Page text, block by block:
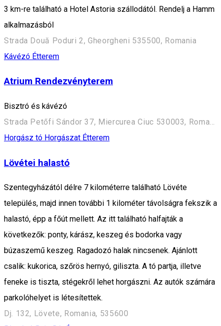
3 km-re található a Hotel Astoria szállodától. Rendelj a Hamm
alkalmazásból
Strada Două Poduri 2, Gheorgheni 535500, Romania
Kávézó Étterem
Atrium Rendezvényterem
Bisztró és kávézó
Strada Petőfi Sándor 37, Miercurea Ciuc 530003, Romania
Horgász tó Horgászat Étterem
Lövétei halastó
Szentegyházától délre 7 kilométerre található Lövéte
település, majd innen további 1 kilométer távolságra fekszik a
halastó, épp a főút mellett. Az itt található halfajták a
következők: ponty, kárász, keszeg és bodorka vagy
búzaszemű keszeg. Ragadozó halak nincsenek. Ajánlott
csalik: kukorica, szőrös hernyó, giliszta. A tó partja, illetve
feneke is tiszta, stégekről lehet horgászni. Az autók számára
parkolóhelyet is létesítettek.
Dj. 132, Lövete, Romania, 535600